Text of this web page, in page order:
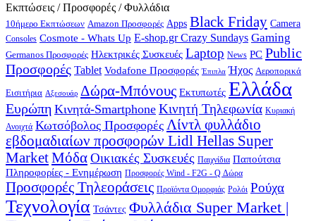
Εκπτώσεις / Προσφορές / Φυλλάδια
10ήμερο Εκπτώσεων Amazon Προσφορές Apps Black Friday Camera
Consoles Cosmote - Whats Up E-shop.gr Crazy Sundays Gaming
Germanos Προσφορές Hλεκτρικές Συσκευές Laptop News PC Public
Προσφορές Tablet Vodafone Προσφορές Έπιπλα Ήχος Αεροπορικά
Εισιτήρια Αξεσουάρ Δώρα-Μπόνους Εκτυπωτές Ελλάδα
Ευρώπη Κινητά-Smartphone Κινητή Τηλεφωνία Κυριακή
Ανοιχτά Κωτσόβολος Προσφορές Λίντλ φυλλάδιο
εβδομαδιαίων προσφορών Lidl Hellas Super
MarketΜόδαΟικιακές Συσκευές Παιχνίδια Παπούτσια
Πληροφορίες - Ενημέρωση Προσφορές Wind - F2G - Q Δώρα
Προσφορές Τηλεοράσεις Προϊόντα Ομορφιάς Ρολόι Ρούχα
Τεχνολογία Τσάντες Φυλλάδια Super Market |